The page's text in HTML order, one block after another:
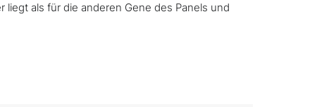
als für die anderen Gene des Panels und